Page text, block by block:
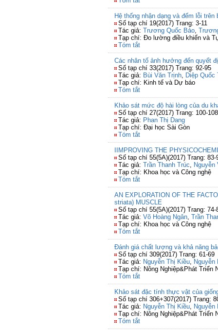
Hệ thống nhận dạng và đếm lỗi trên
Số tạp chí 19(2017) Trang: 3-11
Tác giả: Trương Quốc Bảo,
Tạp chí: Đo lường điều khiển và
Tóm tắt
Các nhân tố ảnh hưởng đến quyết
Số tạp chí 33(2017) Trang: 92-95
Tác giả: Bùi Văn Trịnh, Diệp Quốc
Tạp chí: Kinh tế và Dự báo
Tóm tắt
Khảo sát mức độ hài lòng của du
Số tạp chí 27(2017) Trang: 100-108
Tác giả: Phan Thị Dang
Tạp chí: Đại học Sài Gòn
Tóm tắt
IIMPROVING THE
Số tạp chí 55(5A)(2017) Trang: 83-
Tác giả: Trần Thanh Trúc,
Tạp chí: Khoa học và Công nghệ
Tóm tắt
AN EXPLORATION OF THE
striata) MUSCLE
Số tạp chí 55(5A)(2017) Trang: 74-
Tác giả: Võ Hoàng Ngân, Trần
Tạp chí: Khoa học và Công nghệ
Tóm tắt
Đánh giá chất lượng và khả năng
Số tạp chí 309(2017) Trang: 61-69
Tác giả: Nguyễn Thị Kiều, Nguyễn
Tạp chí: Nông Nghiệp&Phát Triển
Tóm tắt
Khảo sát đặc tính thực vật của
Số tạp chí 306+307(2017) Trang:
Tác giả: Nguyễn Thị Kiều, Nguyễn
Tạp chí: Nông Nghiệp&Phát Triển
Tóm tắt